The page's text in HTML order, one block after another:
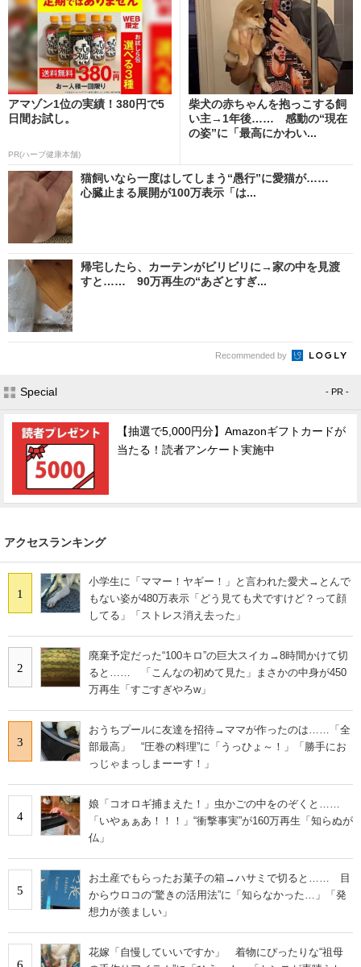
アマゾン1位の実績！380円で5
日間お試し。
PR(ハーブ健康本舗)
柴犬の赤ちゃんを抱っこする飼
い主→1年後…… 感動の“現在
の姿”に「最高にかわい...
猫飼いなら一度はしてしまう“愚行”に愛猫が……
心臓止まる展開が100万表示「は...
帰宅したら、カーテンがビリビリに→家の中を見渡
すと…… 90万再生の“あざとすぎ...
Recommended by
Special - PR -
【抽選で5,000円分】Amazonギフトカードが
当たる！読者アンケート実施中
アクセスランキング
1
小学生に「ママー！ヤギー！」と言われた愛犬→とんで
もない姿が480万表示「どう見ても犬ですけど？って顔
してる」「ストレス消え去った」
2
廃棄予定だった“100キロ”の巨大スイカ→8時間かけて切
ると…… 「こんなの初めて見た」まさかの中身が450
万再生「すごすぎやろw」
3
おうちプールに友達を招待→ママが作ったのは……「全
部最高」 “圧巻の料理”に「うっひょ～！」「勝手にお
っじゃまっしまーーす！」
4
娘「コオロギ捕まえた！」虫かごの中をのぞくと……
「いやぁぁあ！！！」“衝撃事実”が160万再生「知らぬが
仏」
5
お土産でもらったお菓子の箱→ハサミで切ると…… 目
からウロコの“驚きの活用法”に「知らなかった…」「発
想力が羨ましい」
花嫁「自慢していいですか」 着物にぴったりな“祖母